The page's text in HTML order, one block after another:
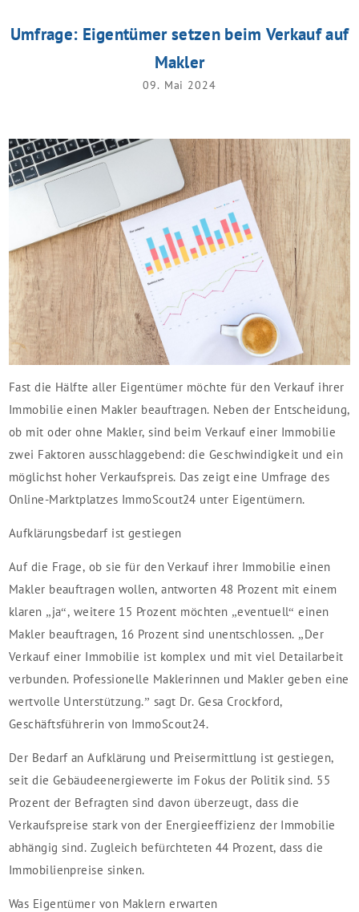
Umfrage: Eigentümer setzen beim Verkauf auf
Makler
09. Mai 2024
Fast die Hälfte aller Eigentümer möchte für den Verkauf ihrer
Immobilie einen Makler beauftragen. Neben der Entscheidung,
ob mit oder ohne Makler, sind beim Verkauf einer Immobilie
zwei Faktoren ausschlaggebend: die Geschwindigkeit und ein
möglichst hoher Verkaufspreis. Das zeigt eine Umfrage des
Online-Marktplatzes ImmoScout24 unter Eigentümern.
Aufklärungsbedarf ist gestiegen
Auf die Frage, ob sie für den Verkauf ihrer Immobilie einen
Makler beauftragen wollen, antworten 48 Prozent mit einem
klaren „ja“, weitere 15 Prozent möchten „eventuell“ einen
Makler beauftragen, 16 Prozent sind unentschlossen. „Der
Verkauf einer Immobilie ist komplex und mit viel Detailarbeit
verbunden. Professionelle Maklerinnen und Makler geben eine
wertvolle Unterstützung.” sagt Dr. Gesa Crockford,
Geschäftsführerin von ImmoScout24.
Der Bedarf an Aufklärung und Preisermittlung ist gestiegen,
seit die Gebäudeenergiewerte im Fokus der Politik sind. 55
Prozent der Befragten sind davon überzeugt, dass die
Verkaufspreise stark von der Energieeffizienz der Immobilie
abhängig sind. Zugleich befürchteten 44 Prozent, dass die
Immobilienpreise sinken.
Was Eigentümer von Maklern erwarten